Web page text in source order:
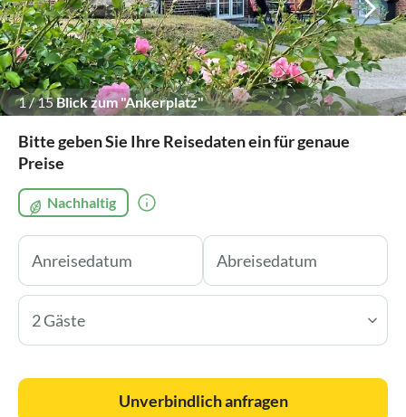
1/15Blick zum "Ankerplatz"
Bitte geben Sie Ihre Reisedaten ein für genaue
Preise
Nachhaltig
2 Gäste
Unverbindlich anfragen